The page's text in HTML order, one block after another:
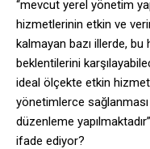
“mevcut yerel yönetim
hizmetlerinin etkin ve
kalmayan bazı illerde, bu
beklentilerini
ideal ölçekte etkin
yönetimlerce
düzenleme
ifade ediyor?